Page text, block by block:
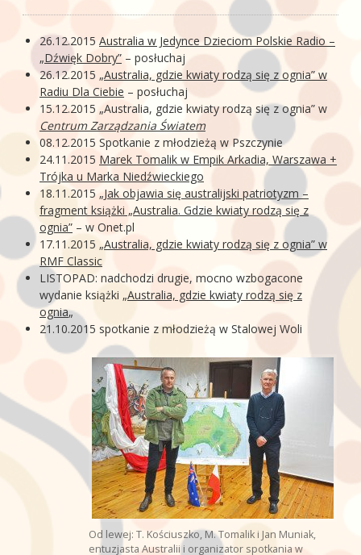
O MNIE
KONTAKT
FRIENDS
26.12.2015 Australia w Jedynce Dzieciom Polskie Radio –
„Dźwięk Dobry” – posłuchaj
26.12.2015 „Australia, gdzie kwiaty rodzą się z ognia” w
Radiu Dla Ciebie – posłuchaj
15.12.2015 „Australia, gdzie kwiaty rodzą się z ognia” w
Centrum Zarządzania Światem
08.12.2015 Spotkanie z młodzieżą w Pszczynie
24.11.2015 Marek Tomalik w Empik Arkadia, Warszawa +
Trójka u Marka Niedźwieckiego
18.11.2015 „Jak objawia się australijski patriotyzm –
fragment książki „Australia. Gdzie kwiaty rodzą się z
ognia” – w Onet.pl
17.11.2015 „Australia, gdzie kwiaty rodzą się z ognia” w
RMF Classic
LISTOPAD: nadchodzi drugie, mocno wzbogacone
wydanie książki „Australia, gdzie kwiaty rodzą się z
ognia„
21.10.2015 spotkanie z młodzieżą w Stalowej Woli
Od lewej: T. Kościuszko, M. Tomalik i Jan Muniak,
entuzjasta Australii i organizator spotkania w